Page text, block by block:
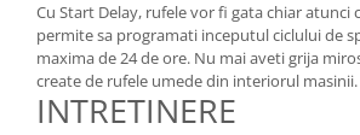
Cu Start Delay, rufele vor fi gata chiar atunci
permite sa programati inceputul ciclului de
maxima de 24 de ore. Nu mai aveti grija
create de rufele umede din interiorul masinii.
INTRETINERE